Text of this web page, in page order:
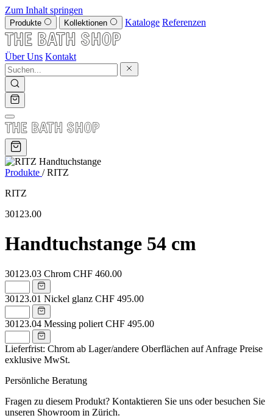
Zum Inhalt springen
Produkte Kollektionen Kataloge Referenzen
Über Uns Kontakt
Produkte / RITZ
RITZ
30123.00
Handtuchstange 54 cm
30123.03 Chrom CHF 460.00
30123.01 Nickel glanz CHF 495.00
30123.04 Messing poliert CHF 495.00
Lieferfrist: Chrom ab Lager/andere Oberflächen auf Anfrage Preise
exklusive MwSt.
Persönliche Beratung
Fragen zu diesem Produkt? Kontaktieren Sie uns oder besuchen Sie
unseren Showroom in Zürich.